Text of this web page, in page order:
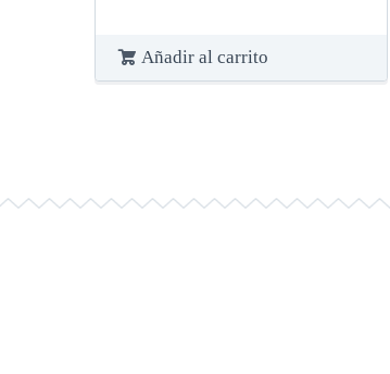
Añadir al carrito